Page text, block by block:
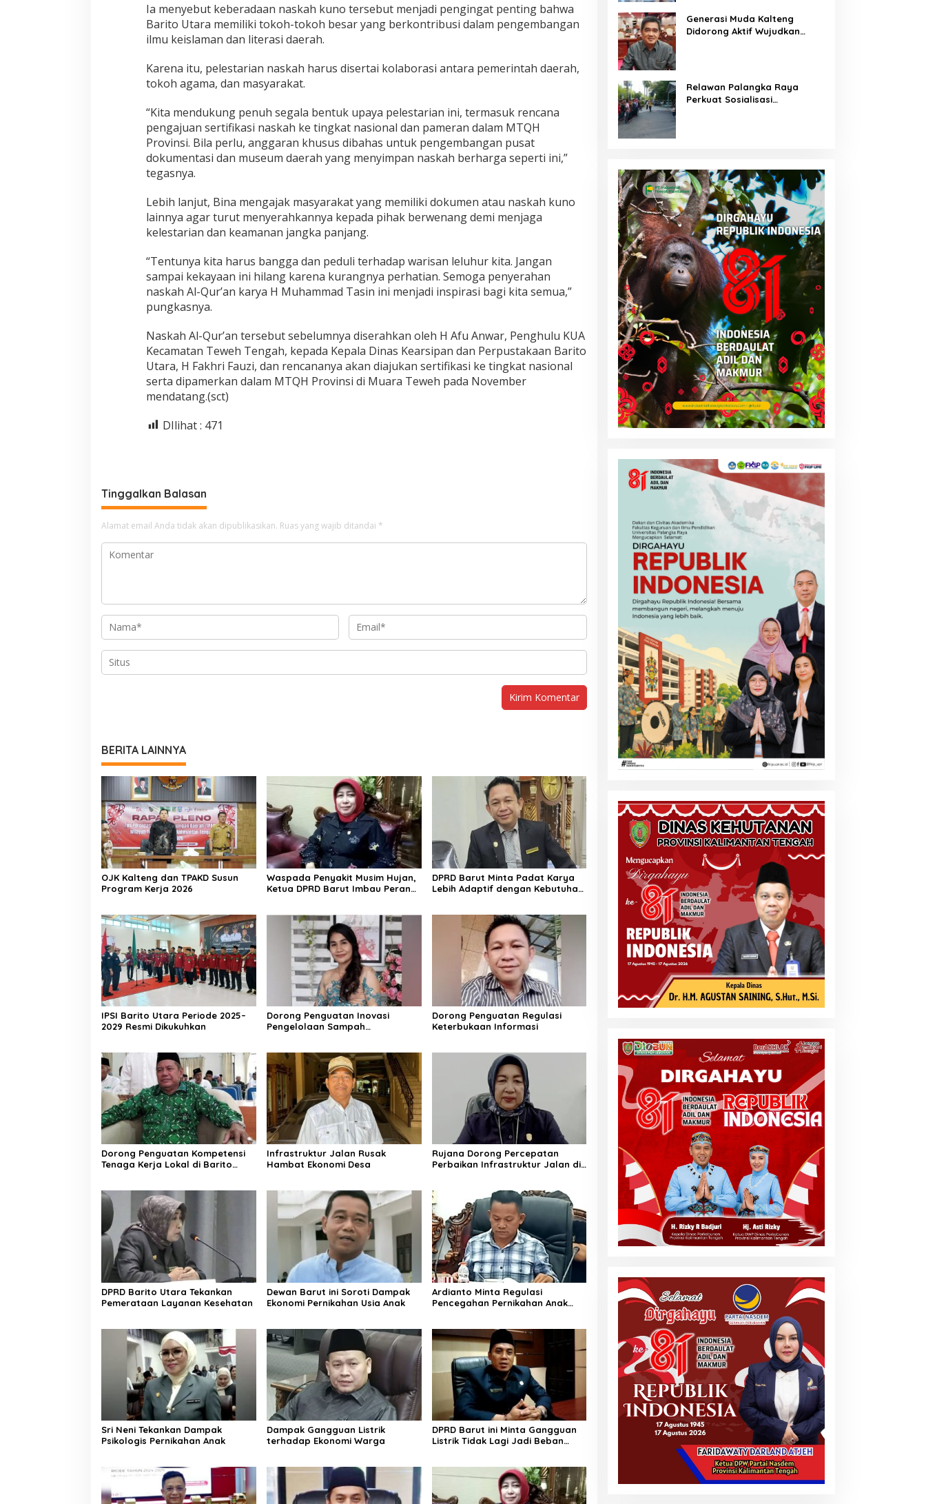
Ia menyebut keberadaan naskah kuno tersebut menjadi pengingat penting bahwa
Barito Utara memiliki tokoh-tokoh besar yang berkontribusi dalam pengembangan
ilmu keislaman dan literasi daerah.
Karena itu, pelestarian naskah harus disertai kolaborasi antara pemerintah daerah,
tokoh agama, dan masyarakat.
“Kita mendukung penuh segala bentuk upaya pelestarian ini, termasuk rencana
pengajuan sertifikasi naskah ke tingkat nasional dan pameran dalam MTQH
Provinsi. Bila perlu, anggaran khusus dibahas untuk pengembangan pusat
dokumentasi dan museum daerah yang menyimpan naskah berharga seperti ini,”
tegasnya.
Lebih lanjut, Bina mengajak masyarakat yang memiliki dokumen atau naskah kuno
lainnya agar turut menyerahkannya kepada pihak berwenang demi menjaga
kelestarian dan keamanan jangka panjang.
“Tentunya kita harus bangga dan peduli terhadap warisan leluhur kita. Jangan
sampai kekayaan ini hilang karena kurangnya perhatian. Semoga penyerahan
naskah Al-Qur’an karya H Muhammad Tasin ini menjadi inspirasi bagi kita semua,”
pungkasnya.
Naskah Al-Qur’an tersebut sebelumnya diserahkan oleh H Afu Anwar, Penghulu KUA
Kecamatan Teweh Tengah, kepada Kepala Dinas Kearsipan dan Perpustakaan Barito
Utara, H Fakhri Fauzi, dan rencananya akan diajukan sertifikasi ke tingkat nasional
serta dipamerkan dalam MTQH Provinsi di Muara Teweh pada November
mendatang.(sct)
DIlihat : 471
Tinggalkan Balasan
Alamat email Anda tidak akan dipublikasikan. Ruas yang wajib ditandai *
BERITA LAINNYA
OJK Kalteng dan TPAKD Susun
Program Kerja 2026
Waspada Penyakit Musim Hujan,
Ketua DPRD Barut Imbau Peran
DPRD Barut Minta Padat Karya
Lebih Adaptif dengan Kebutuhan
IPSI Barito Utara Periode 2025–
2029 Resmi Dikukuhkan
Dorong Penguatan Inovasi
Pengelolaan Sampah
Dorong Penguatan Regulasi
Keterbukaan Informasi
Dorong Penguatan Kompetensi
Tenaga Kerja Lokal di Barito
Infrastruktur Jalan Rusak
Hambat Ekonomi Desa
Rujana Dorong Percepatan
Perbaikan Infrastruktur Jalan di
DPRD Barito Utara Tekankan
Pemerataan Layanan Kesehatan
Dewan Barut ini Soroti Dampak
Ekonomi Pernikahan Usia Anak
Ardianto Minta Regulasi
Pencegahan Pernikahan Anak
Sri Neni Tekankan Dampak
Psikologis Pernikahan Anak
Dampak Gangguan Listrik
terhadap Ekonomi Warga
DPRD Barut ini Minta Gangguan
Listrik Tidak Lagi Jadi Beban
Generasi Muda Kalteng
Didorong Aktif Wujudkan
Relawan Palangka Raya
Perkuat Sosialisasi